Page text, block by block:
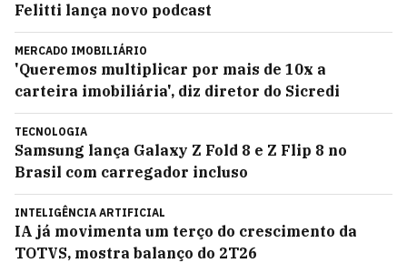
Felitti lança novo podcast
MERCADO IMOBILIÁRIO
'Queremos multiplicar por mais de 10x a
carteira imobiliária', diz diretor do Sicredi
TECNOLOGIA
Samsung lança Galaxy Z Fold 8 e Z Flip 8 no
Brasil com carregador incluso
INTELIGÊNCIA ARTIFICIAL
IA já movimenta um terço do crescimento da
TOTVS, mostra balanço do 2T26